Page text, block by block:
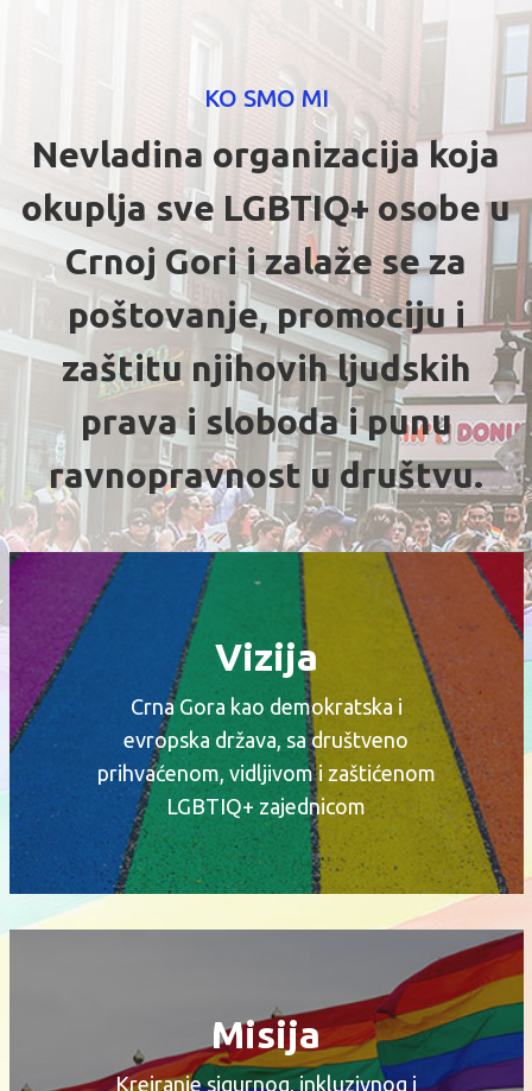
KO SMO MI
Nevladina organizacija koja
okuplja sve LGBTIQ+ osobe u
Crnoj Gori i zalaže se za
poštovanje, promociju i
zaštitu njihovih ljudskih
prava i sloboda i punu
ravnopravnost u društvu.
Vizija
Crna Gora kao demokratska i
evropska država, sa društveno
prihvaćenom, vidljivom i zaštićenom
LGBTIQ+ zajednicom
Misija
Kreiranje sigurnog, inkluzivnog i